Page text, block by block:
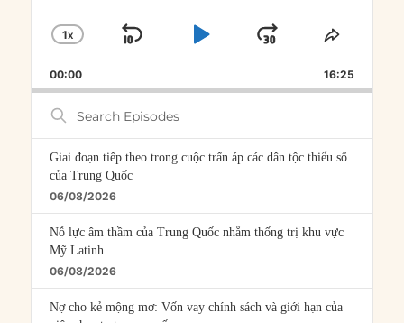
CHANGE
RATE
1X
SKIP
PLAYJUMP
FORWARD
SHARE
00:00 16:25
Search
Episodes
Giai đoạn tiếp theo trong cuộc trấn áp các dân tộc thiểu số
của Trung Quốc
06/08/2026
Nỗ lực âm thầm của Trung Quốc nhằm thống trị khu vực
Mỹ Latinh
06/08/2026
Nợ cho kẻ mộng mơ: Vốn vay chính sách và giới hạn của